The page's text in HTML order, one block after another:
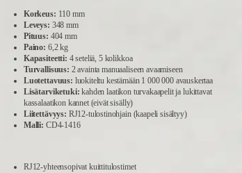
Korkeus: 110 mm
Leveys: 348 mm
Pituus: 404 mm
Paino: 6,2 kg
Kapasiteetti: 4 seteliä, 5 kolikkoa
Turvallisuus: 2 avainta manuaaliseen avaamiseen
Luotettavuus: luokiteltu kestämään 1 000 000 avauskertaa
Lisätarviketuki: kahden laatikon turvakaapelit ja lukittavat
kassalaatikon kannet (eivät sisälly)
Liitettävyys: RJ12-tulostinohjain (kaapeli sisältyy)
Malli: CD4-1416
RJ12-yhteensopivat kuittitulostimet